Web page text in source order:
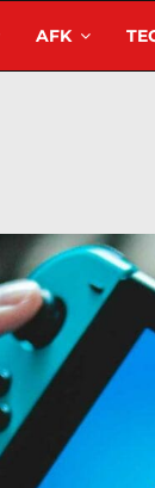
AFK